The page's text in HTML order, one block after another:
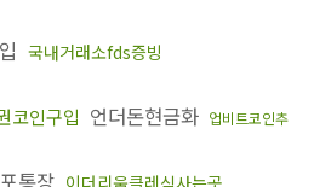
국내거래소fds증빙
코인구입 언더돈현금화 업비트코인추
통장 이더리움클레식사는곳